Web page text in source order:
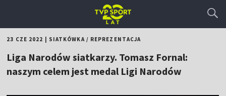
23 CZE 2022 SIATKÓWKA/ REPREZENTACJA
Liga Narodów siatkarzy. Tomasz Fornal:
naszym celem jest medal Ligi Narodów